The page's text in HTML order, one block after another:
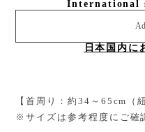
International
日本国内に
【首周り：約34～65cm（
※サイズは参考程度にご確